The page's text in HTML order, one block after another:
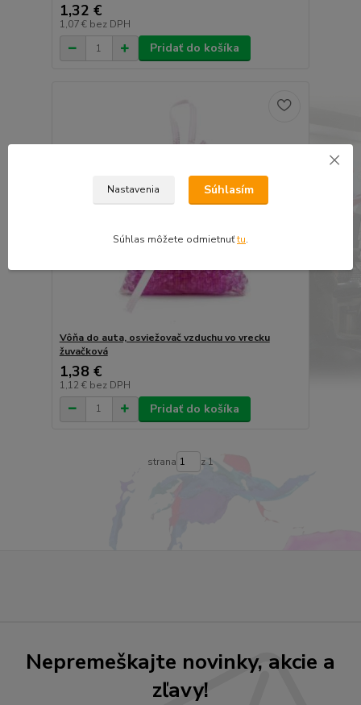
1,32 €
1,07 € bez DPH
Pridať do košíka
Vôňa do auta, osviežovač vzduchu vo vrecku
žuvačková
1,38 €
1,12 € bez DPH
Pridať do košíka
strana z 1
Nepremeškajte novinky, akcie a
zľavy!
Nastavenia Súhlasím
Súhlas môžete odmietnuťtu.